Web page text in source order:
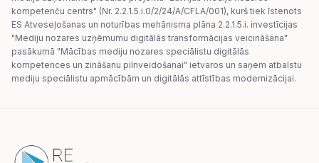
kompetenču centrs" (Nr. 2.2.1.5.i.0/2/24/A/CFLA/001), kurš tiek īstenots
ES Atveseļošanas un noturības mehānisma plāna 2.2.1.5.i. investīcijas
"Mediju nozares uzņēmumu digitālās transformācijas veicināšana"
pasākumā "Mācības mediju nozares speciālistu digitālās
kompetences un zināšanu pilnveidošanai" ietvaros un saņem atbalstu
mediju speciālistu apmācībām un digitālās attīstības modernizācijai.